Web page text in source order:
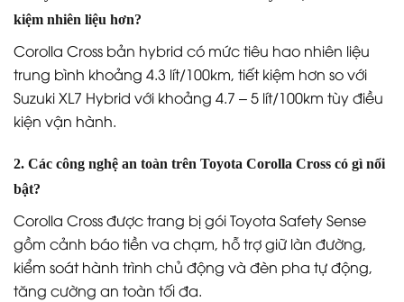
kiệm nhiên liệu hơn?
Corolla Cross bản hybrid có mức tiêu hao nhiên liệu
trung bình khoảng 4.3 lít/100km, tiết kiệm hơn so với
Suzuki XL7 Hybrid với khoảng 4.7 – 5 lít/100km tùy điều
kiện vận hành.
2. Các công nghệ an toàn trên Toyota Corolla Cross có gì nổi
bật?
Corolla Cross được trang bị gói Toyota Safety Sense
gồm cảnh báo tiền va chạm, hỗ trợ giữ làn đường,
kiểm soát hành trình chủ động và đèn pha tự động,
tăng cường an toàn tối đa.